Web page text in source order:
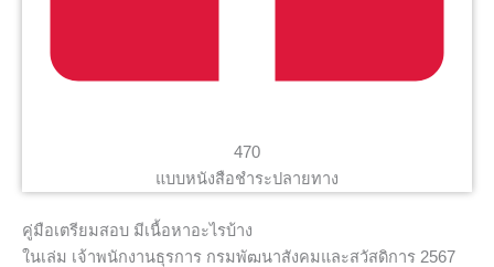
470
แบบหนังสือชำระปลายทาง
คู่มือเตรียมสอบ มีเนื้อหาอะไรบ้าง
ในเล่ม เจ้าพนักงานธุรการ กรมพัฒนาสังคมและสวัสดิการ 2567